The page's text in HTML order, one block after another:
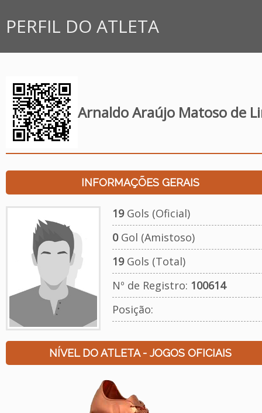
PERFIL DO ATLETA
Arnaldo Araújo Matoso de
INFORMAÇÕES GERAIS
19Gols (Oficial)
0Gol (Amistoso)
19Gols (Total)
Nº de Registro: 100614
Posição:
NÍVEL DO ATLETA - JOGOS OFICIAIS